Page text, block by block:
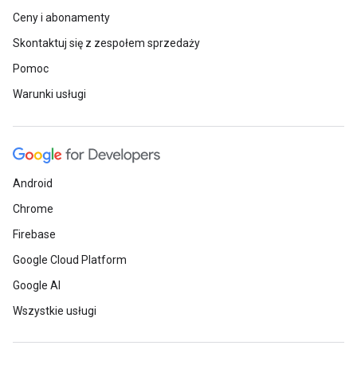
Ceny i abonamenty
Skontaktuj się z zespołem sprzedaży
Pomoc
Warunki usługi
Android
Chrome
Firebase
Google Cloud Platform
Google AI
Wszystkie usługi